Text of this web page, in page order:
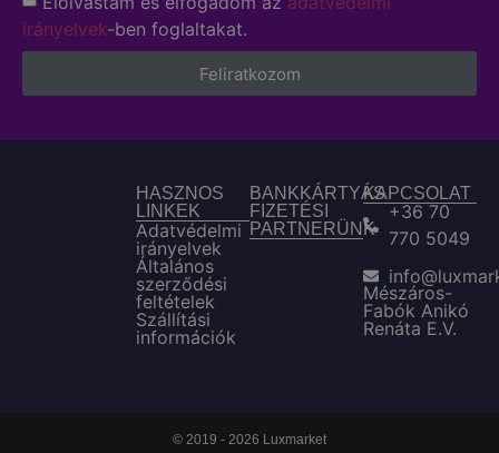
irányelvek-ben foglaltakat.
Feliratkozom
HASZNOS
LINKEK
Adatvédelmi
irányelvek
Általános
szerződési
feltételek
Szállítási
információk
BANKKÁRTYÁS
FIZETÉSI
PARTNERÜNK
KAPCSOLAT
+36 70
770 5049
Mészáros-
Fabók Anikó
Renáta E.V.
© 2019 - 2026 Luxmarket